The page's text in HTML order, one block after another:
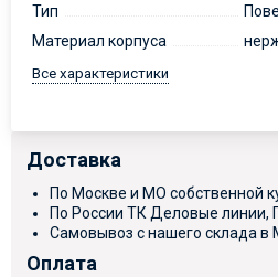
Тип
Материал корпуса
Все характеристики
Доставка
По Москве и МО собственной
По России ТК Деловые
Самовывоз с нашего склада в
Оплата